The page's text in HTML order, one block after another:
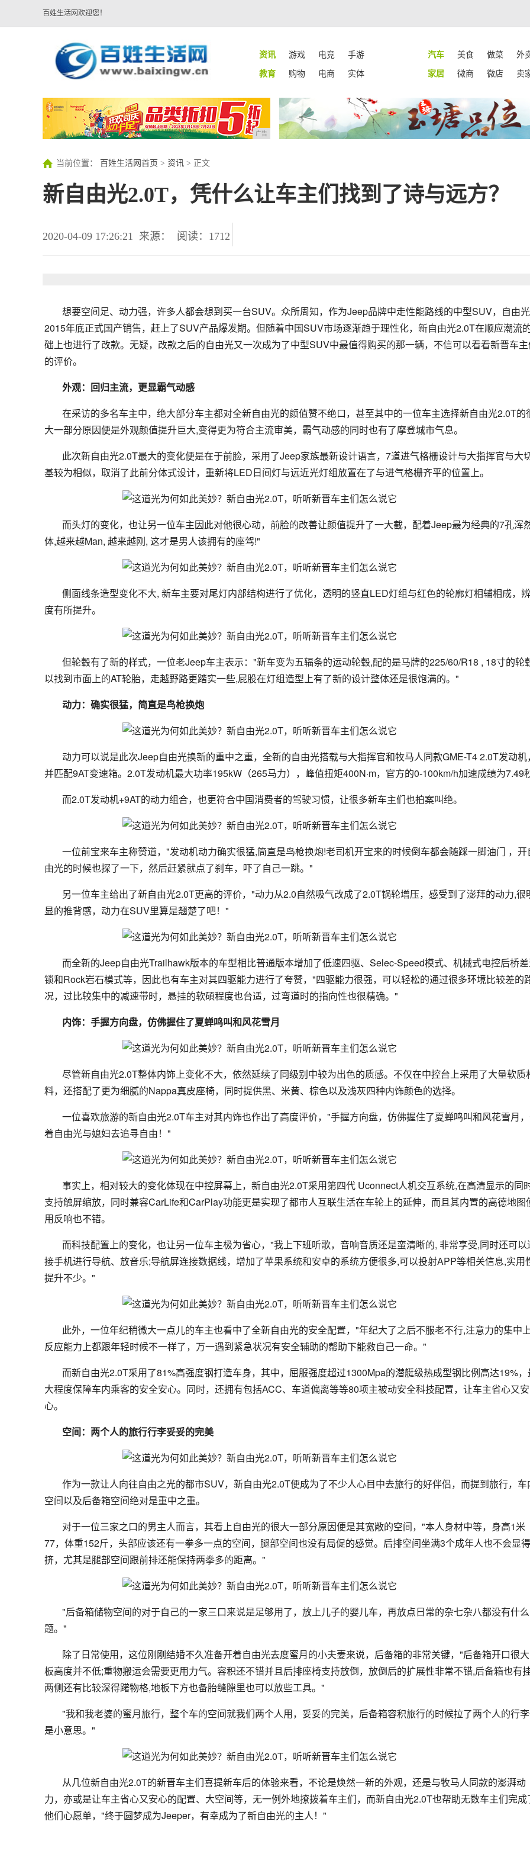
百姓生活网欢迎您！
资讯 游戏 电竞 手游 汽车 美食 做菜 外
教育
购物 电商 实体 家居 微商 微店 卖
广告
当前位置： 百姓生活网首页 > 资讯 > 正文
新自由光2.0T，凭什么让车主们找到了诗与远方？
2020-04-09 17:26:21 来源： 阅读：1712
想要空间足、动力强，许多人都会想到买一台SUV。众所周知，作为Jeep品牌中走性能路线的中型SUV，自由
2015年底正式国产销售，赶上了SUV产品爆发期。但随着中国SUV市场逐渐趋于理性化，新自由光2.0T在顺应潮流
础上也进行了改款。无疑，改款之后的自由光又一次成为了中型SUV中最值得购买的那一辆，不信可以看看新晋车主
的评价。
外观：回归主流，更显霸气动感
在采访的多名车主中，绝大部分车主都对全新自由光的颜值赞不绝口，甚至其中的一位车主选择新自由光2.0T的
大一部分原因便是外观颜值提升巨大,变得更为符合主流审美，霸气动感的同时也有了摩登城市气息。
此次新自由光2.0T最大的变化便是在于前脸，采用了Jeep家族最新设计语言，7道进气格栅设计与大指挥官与大
基较为相似，取消了此前分体式设计，重新将LED日间灯与远近光灯组放置在了与进气格栅齐平的位置上。
而头灯的变化，也让另一位车主因此对他很心动，前脸的改善让颜值提升了一大截，配着Jeep最为经典的7孔浑
体,越来越Man, 越来越刚, 这才是男人该拥有的座驾!"
侧面线条造型变化不大, 新车主要对尾灯内部结构进行了优化，透明的竖直LED灯组与红色的轮廓灯相辅相成，
度有所提升。
但轮毂有了新的样式，一位老Jeep车主表示："新车变为五辐条的运动轮毂,配的是马牌的225/60/R18 , 18寸的轮
以找到市面上的AT轮胎，走越野路更踏实一些,屁股在灯组造型上有了新的设计整体还是很饱满的。"
动力：确实很猛，简直是鸟枪换炮
动力可以说是此次Jeep自由光换新的重中之重，全新的自由光搭载与大指挥官和牧马人同款GME-T4 2.0T发动机，
并匹配9AT变速箱。2.0T发动机最大功率195kW（265马力），峰值扭矩400N·m，官方的0-100km/h加速成绩为7.49
而2.0T发动机+9AT的动力组合，也更符合中国消费者的驾驶习惯，让很多新车主们也拍案叫绝。
一位前宝来车主称赞道，"发动机动力确实很猛,筒直是鸟枪换炮!老司机开宝来的时候倒车都会随踩一脚油门 ，开
由光的时候也探了一下，然后赶紧就点了刹车，吓了自己一跳。"
另一位车主给出了新自由光2.0T更高的评价，"动力从2.0自然吸气改成了2.0T锅轮增压，感受到了澎拜的动力,很
显的推背感，动力在SUV里算是翘楚了吧！"
而全新的Jeep自由光Trailhawk版本的车型相比普通版本增加了低速四驱、Selec-Speed模式、机械式电控后桥
锁和Rock岩石模式等，因此也有车主对其四驱能力进行了夸赞，"四驱能力很强，可以轻松的通过很多环境比较差的
况，过比较集中的减速带时，悬挂的软碩程度也台适，过弯道时的指向性也很精确。"
内饰：手握方向盘，仿佛握住了夏蝉鸣叫和风花雪月
尽管新自由光2.0T整体内饰上变化不大，依然延续了同级别中较为出色的质感。不仅在中控台上采用了大量软质
料，还搭配了更为细腻的Nappa真皮座椅，同时提供黑、米黄、棕色以及浅灰四种内饰颜色的选择。
一位喜欢旅游的新自由光2.0T车主对其内饰也作出了高度评价，"手握方向盘，仿佛握住了夏蝉鸣叫和风花雪月
着自由光与媳妇去追寻自由！"
事实上，相对较大的变化体现在中控屏幕上，新自由光2.0T采用第四代 Uconnect人机交互系统,在高清显示的同
支持触屏缩放，同时兼容CarLife和CarPlay功能更是实现了都市人互联生活在车轮上的延伸，而且其内置的高德地图
用反响也不错。
而科技配置上的变化，也让另一位车主极为省心，"我上下班听歌，音响音质还是蛮清晰的, 非常享受,同时还可以
接手机进行导航、放音乐;导航屏连接数据线，增加了苹果系统和安卓的系统方便很多,可以投射APP等相关信息,实用
提升不少。"
此外，一位年纪稍微大一点儿的车主也看中了全新自由光的安全配置，"年纪大了之后不服老不行,注意力的集中
反应能力上都跟年轻时候不一样了，万一遇到紧急状况有安全辅助的帮助下能救自己一命。"
而新自由光2.0T采用了81%高强度钢打造车身，其中，屈服强度超过1300Mpa的潜艇级热成型钢比例高达19%，
大程度保障车内乘客的安全安心。同时，还拥有包括ACC、车道偏离等等80项主被动安全科技配置，让车主省心又安
心。
空间：两个人的旅行行李妥妥的完美
作为一款让人向往自由之光的都市SUV，新自由光2.0T便成为了不少人心目中去旅行的好伴侣，而提到旅行，车
空间以及后备箱空间绝对是重中之重。
对于一位三家之口的男主人而言，其看上自由光的很大一部分原因便是其宽敞的空间，"本人身材中等，身高1米
77，体重152斤，头部应该还有一拳多一点的空间，腿部空间也没有局促的感觉。后排空间坐满3个成年人也不会显
挤，尤其是腿部空间跟前排还能保持两拳多的距离。"
"后备箱储物空间的对于自己的一家三口来说是足够用了，放上儿子的婴儿车，再放点日常的杂七杂八都没有什
题。"
除了日常使用，这位刚刚结婚不久准备开着自由光去度蜜月的小夫妻来说，后备箱的非常关键，"后备箱开口很
板高度并不低;重物搬运会需要更用力气。容积还不错并且后排座椅支持放倒，放倒后的扩展性非常不错,后备箱也有
两侧还有比较深得躇物格,地板下方也备胎缝隙里也可以放些工具。"
"我和我老婆的蜜月旅行，整个车的空间就我们两个人用，妥妥的完美，后备箱容积旅行的时候拉了两个人的行
是小意思。"
从几位新自由光2.0T的新晋车主们喜提新车后的体验来看，不论是焕然一新的外观，还是与牧马人同款的澎湃动
力，亦或是让车主省心又安心的配置、大空间等，无一例外地撩拨着车主们，而新自由光2.0T也帮助无数车主们完成
他们心愿单，"终于圆梦成为Jeeper，有幸成为了新自由光的主人！"